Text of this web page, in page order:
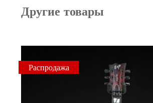
Другие товары
Распродажа